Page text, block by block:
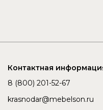
Контактная
8 (800) 201-52-67
krasnodar@mebelson.ru